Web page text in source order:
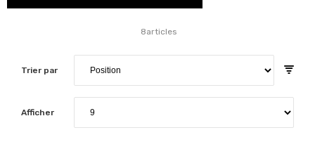
Trier par
8articles
Afficher